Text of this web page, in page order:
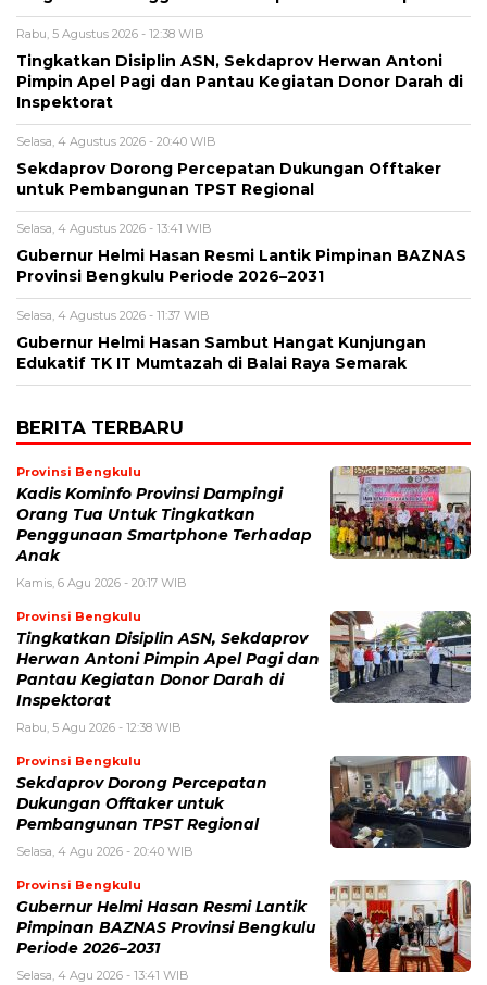
Rabu, 5 Agustus 2026 - 12:38 WIB
Tingkatkan Disiplin ASN, Sekdaprov Herwan Antoni
Pimpin Apel Pagi dan Pantau Kegiatan Donor Darah di
Inspektorat
Selasa, 4 Agustus 2026 - 20:40 WIB
Sekdaprov Dorong Percepatan Dukungan Offtaker
untuk Pembangunan TPST Regional
Selasa, 4 Agustus 2026 - 13:41 WIB
Gubernur Helmi Hasan Resmi Lantik Pimpinan BAZNAS
Provinsi Bengkulu Periode 2026–2031
Selasa, 4 Agustus 2026 - 11:37 WIB
Gubernur Helmi Hasan Sambut Hangat Kunjungan
Edukatif TK IT Mumtazah di Balai Raya Semarak
BERITA TERBARU
Provinsi Bengkulu
Kadis Kominfo Provinsi Dampingi
Orang Tua Untuk Tingkatkan
Penggunaan Smartphone Terhadap
Anak
Kamis, 6 Agu 2026 - 20:17 WIB
Provinsi Bengkulu
Tingkatkan Disiplin ASN, Sekdaprov
Herwan Antoni Pimpin Apel Pagi dan
Pantau Kegiatan Donor Darah di
Inspektorat
Rabu, 5 Agu 2026 - 12:38 WIB
Provinsi Bengkulu
Sekdaprov Dorong Percepatan
Dukungan Offtaker untuk
Pembangunan TPST Regional
Selasa, 4 Agu 2026 - 20:40 WIB
Provinsi Bengkulu
Gubernur Helmi Hasan Resmi Lantik
Pimpinan BAZNAS Provinsi Bengkulu
Periode 2026–2031
Selasa, 4 Agu 2026 - 13:41 WIB